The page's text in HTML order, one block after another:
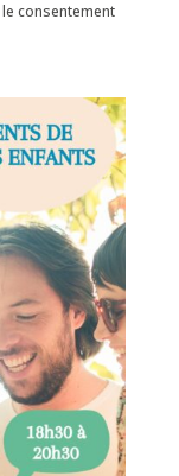
consentement